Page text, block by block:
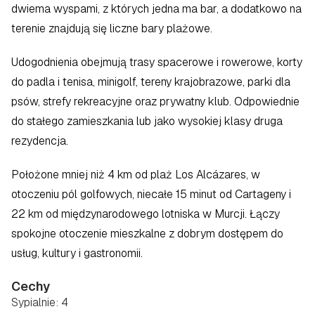
dwiema wyspami, z których jedna ma bar, a dodatkowo na
terenie znajdują się liczne bary plażowe.
Udogodnienia obejmują trasy spacerowe i rowerowe, korty
do padla i tenisa, minigolf, tereny krajobrazowe, parki dla
psów, strefy rekreacyjne oraz prywatny klub. Odpowiednie
do stałego zamieszkania lub jako wysokiej klasy druga
rezydencja.
Położone mniej niż 4 km od plaż Los Alcázares, w
otoczeniu pól golfowych, niecałe 15 minut od Cartageny i
22 km od międzynarodowego lotniska w Murcji. Łączy
spokojne otoczenie mieszkalne z dobrym dostępem do
usług, kultury i gastronomii.
Cechy
Sypialnie: 4